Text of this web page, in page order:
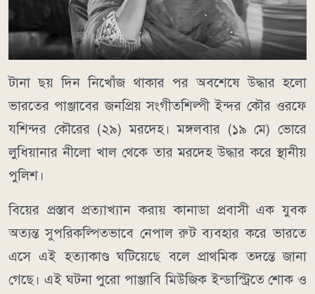
টানা ছয় দিন নিখোঁজ থাকার পর অবশেষে উদ্ধার হলো
ভারতের পাঞ্জাবের জনপ্রিয় সংগীতশিল্পী ইন্দর কৌর ওরফে
যশিন্দর কৌরের (২৯) মরদেহ। মঙ্গলবার (১৯ মে) ভোরে
লুধিয়ানার নীলো খাল থেকে তার মরদেহ উদ্ধার করে স্থানীয়
পুলিশ।
বিয়ের প্রস্তাব প্রত্যাখ্যান করায় কানাডা প্রবাসী এক যুবক
অত্যন্ত সুপরিকল্পিতভাবে নেপাল রুট ব্যবহার করে ভারতে
এসে এই হত্যাকাণ্ড ঘটিয়েছে বলে প্রাথমিক তদন্তে জানা
গেছে। এই ঘটনা পুরো পাঞ্জাবি মিউজিক ইন্ডাস্ট্রিতে শোক ও